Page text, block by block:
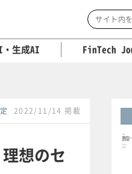
生成AI FinTech
2022/11/14 掲載
想のセ